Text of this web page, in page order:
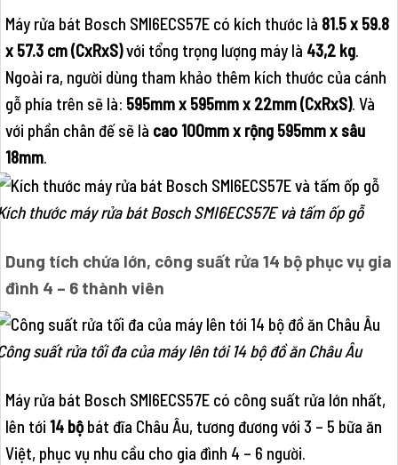
Máy rửa bát Bosch SMI6ECS57E có kích thước là 81.5 x 59.8
x 57.3 cm (CxRxS)với tổng trọng lượng máy là 43,2 kg.
Ngoài ra, người dùng tham khảo thêm kích thước của cánh
gỗ phía trên sẽ là: 595mm x 595mm x 22mm (CxRxS). Và
với phần chân đế sẽ là cao 100mm x rộng 595mm x sâu
18mm.
thước máy rửa bát Bosch SMI6ECS57E và tấm ốp gỗ
Dung tích chứa lớn, công suất rửa 14 bộ phục vụ gia
đình 4 – 6 thành viên
suất rửa tối đa của máy lên tới 14 bộ đồ ăn Châu Âu
Máy rửa bát Bosch SMI6ECS57E có công suất rửa lớn nhất,
lên tới 14 bộbát đĩa Châu Âu, tương đương với 3 – 5 bữa ăn
Việt, phục vụ nhu cầu cho gia đình 4 – 6 người.